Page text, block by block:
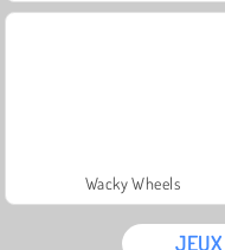
Wacky Wheels